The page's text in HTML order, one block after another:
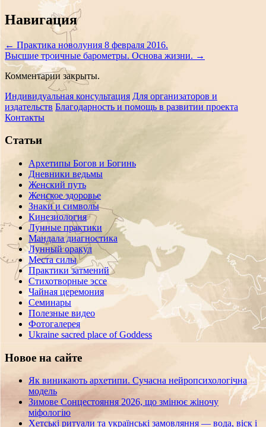
Сообщение
навигации
Навигация
← Практика новолуния 8 февраля 2016.
Высшие троичные барометры. Основа жизни. →
Комментарии закрыты.
Индивидуальная консультация Для организаторов и
издательств Благодарность и помощь в развитии проекта
Контакты
Статьи
Архетипы Богов и Богинь
Дневники ведьмы
Женский путь
Женское здоровье
Знаки и символы
Кинезиология
Лунные практики
Мандала диагностика
Лунный оракул
Места силы
Практики затмений
Стихотворные эссе
Чайная церемония
Семинары
Полезные видео
Фотогалерея
Ukraine sacred place of Goddess
Новое на сайте
Як виникають архетипи. Сучасна нейропсихологічна
модель
Зимове Сонцестояння 2026, що змінює жіночу
міфологію
Хетські ритуали та українські замовляння — вода, віск і